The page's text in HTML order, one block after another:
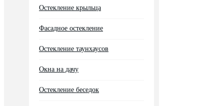
Остекление крыльца
Фасадное остекление
Остекление таунхаусов
Окна на дачу
Остекление беседок